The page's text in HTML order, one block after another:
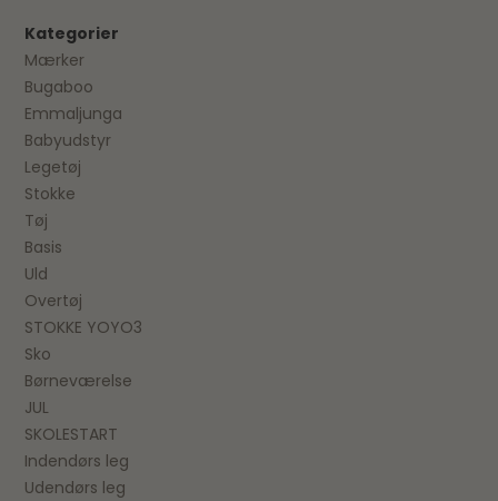
Kategorier
Mærker
Bugaboo
Emmaljunga
Babyudstyr
Legetøj
Stokke
Tøj
Basis
Uld
Overtøj
STOKKE YOYO3
Sko
Børneværelse
JUL
SKOLESTART
Indendørs leg
Udendørs leg